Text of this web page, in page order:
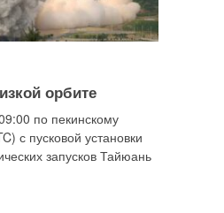
орбите
по пекинскому
с пусковой установки
запусков Тайюань